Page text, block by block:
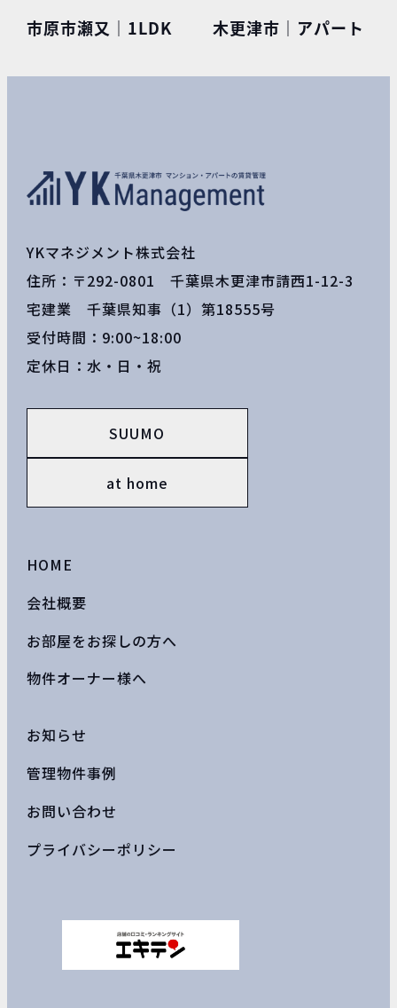
市原市瀬又｜1LDK 木更津市｜アパート
YKマネジメント株式会社
住所：〒292-0801 千葉県木更津市請西1-12-3
宅建業 千葉県知事（1）第18555号
受付時間：9:00~18:00
定休日：水・日・祝
SUUMO
at home
HOME
会社概要
お部屋をお探しの方へ
物件オーナー様へ
お知らせ
管理物件事例
お問い合わせ
プライバシーポリシー